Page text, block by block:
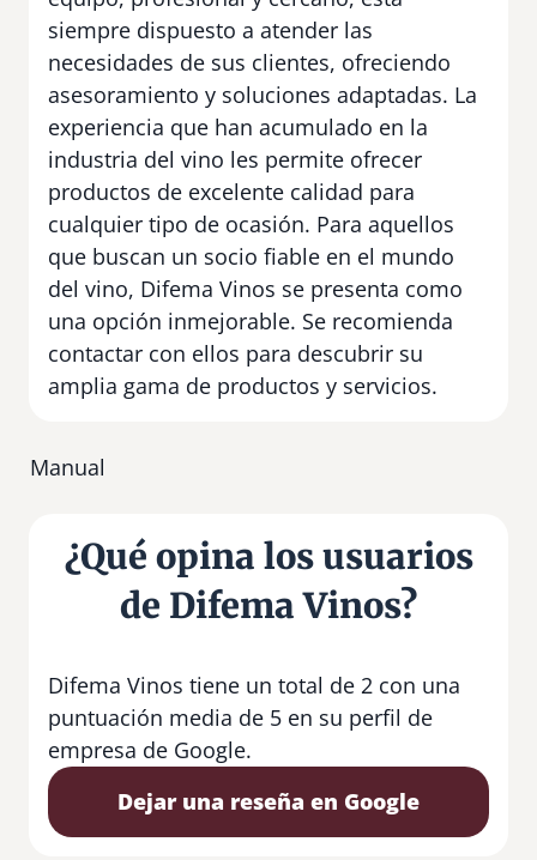
siempre dispuesto a atender las
necesidades de sus clientes, ofreciendo
asesoramiento y soluciones adaptadas. La
experiencia que han acumulado en la
industria del vino les permite ofrecer
productos de excelente calidad para
cualquier tipo de ocasión. Para aquellos
que buscan un socio fiable en el mundo
del vino, Difema Vinos se presenta como
una opción inmejorable. Se recomienda
contactar con ellos para descubrir su
amplia gama de productos y servicios.
Manual
¿Qué opina los usuarios
de Difema Vinos?
Difema Vinos tiene un total de 2 con una
puntuación media de 5 en su perfil de
empresa de Google.
Dejar una reseña en Google